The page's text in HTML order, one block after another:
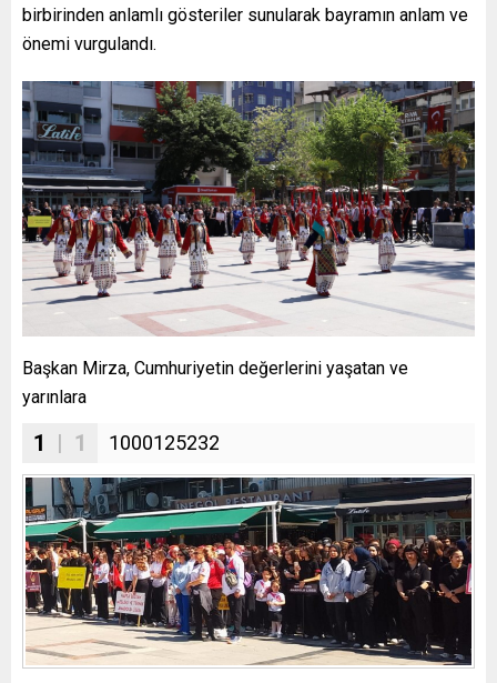
birbirinden anlamlı gösteriler sunularak bayramın anlam ve
önemi vurgulandı.
Başkan Mirza, Cumhuriyetin değerlerini yaşatan ve
yarınlara
1 | 1 1000125232